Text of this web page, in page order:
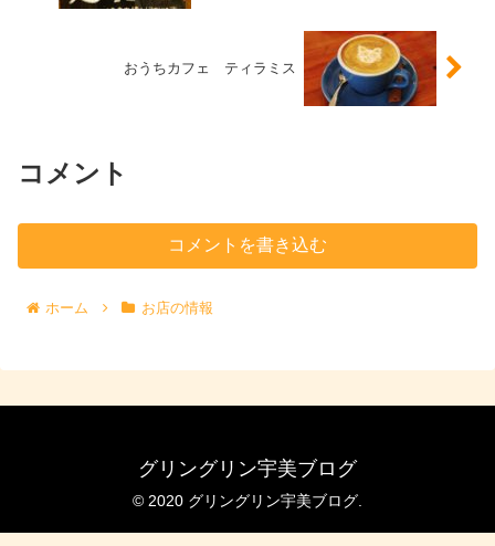
おうちカフェ ティラミス
コメント
コメントを書き込む
ホーム お店の情報
グリングリン宇美ブログ
© 2020 グリングリン宇美ブログ.